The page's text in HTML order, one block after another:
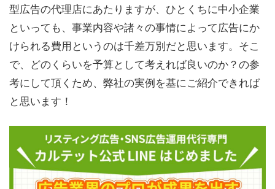
型広告の代理店にあたりますが、ひとくちに中小企業
といっても、事業内容や諸々の事情によって広告にか
けられる費用というのは千差万別だと思います。そこ
で、どのくらいを予算として考えれば良いのか？の参
考にして頂くため、弊社の実例を基にご紹介できれば
と思います！